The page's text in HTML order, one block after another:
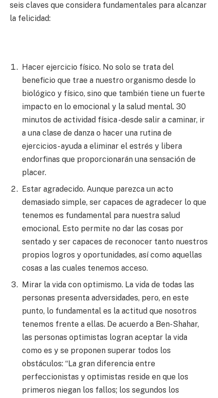
seis claves que considera fundamentales para alcanzar
la felicidad:
Hacer ejercicio físico. No solo se trata del
beneficio que trae a nuestro organismo desde lo
biológico y físico, sino que también tiene un fuerte
impacto en lo emocional y la salud mental. 30
minutos de actividad física -desde salir a caminar, ir
a una clase de danza o hacer una rutina de
ejercicios- ayuda a eliminar el estrés y libera
endorfinas que proporcionarán una sensación de
placer.
Estar agradecido. Aunque parezca un acto
demasiado simple, ser capaces de agradecer lo que
tenemos es fundamental para nuestra salud
emocional. Esto permite no dar las cosas por
sentado y ser capaces de reconocer tanto nuestros
propios logros y oportunidades, así como aquellas
cosas a las cuales tenemos acceso.
Mirar la vida con optimismo. La vida de todas las
personas presenta adversidades, pero, en este
punto, lo fundamental es la actitud que nosotros
tenemos frente a ellas. De acuerdo a Ben-Shahar,
las personas optimistas logran aceptar la vida
como es y se proponen superar todos los
obstáculos: “La gran diferencia entre
perfeccionistas y optimistas reside en que los
primeros niegan los fallos; los segundos los